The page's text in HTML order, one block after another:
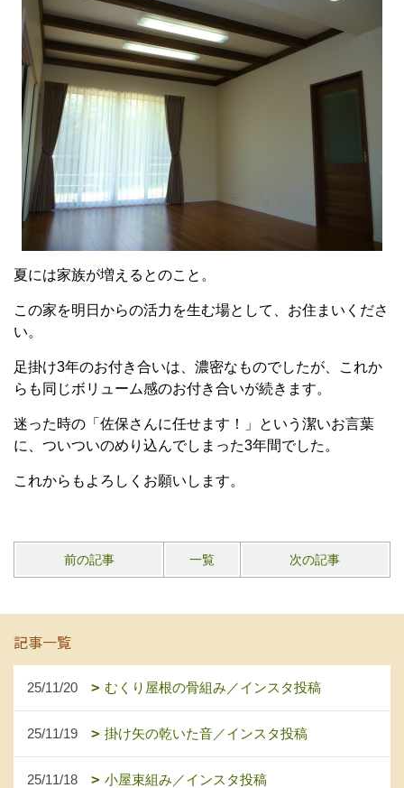
夏には家族が増えるとのこと。
この家を明日からの活力を生む場として、お住まいくださ
い。
足掛け3年のお付き合いは、濃密なものでしたが、これか
らも同じボリューム感のお付き合いが続きます。
迷った時の「佐保さんに任せます！」という潔いお言葉
に、ついついのめり込んでしまった3年間でした。
これからもよろしくお願いします。
前の記事 一覧 次の記事
記事一覧
25/11/20 むくり屋根の骨組み／インスタ投稿
25/11/19 掛け矢の乾いた音／インスタ投稿
25/11/18 小屋束組み／インスタ投稿